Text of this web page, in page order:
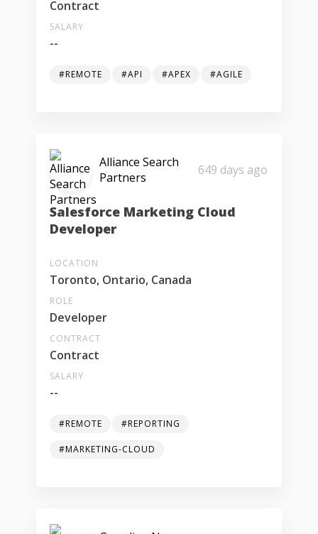
Contract
SALARY
--
#REMOTE #API #APEX #AGILE
Alliance Search
Partners
649 days ago
Salesforce Marketing Cloud
Developer
LOCATION
Toronto, Ontario, Canada
ROLE
Developer
CONTRACT
Contract
SALARY
--
#REMOTE #REPORTING
#MARKETING-CLOUD